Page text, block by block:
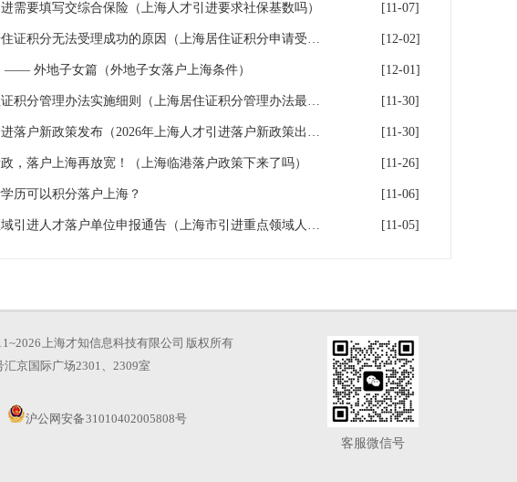
需要填写交综合保险（上海人才引进要求社保基数吗） [11-07]
申办上海居住证积分无法受理成功的原因（上海居住证积分申请受理通过,等待审批） [12-02]
—— 外地子女篇（外地子女落户上海条件） [12-01]
上海市居住证积分管理办法实施细则（上海居住证积分管理办法最全解读） [11-30]
上海人才引进落户新政策发布（2026年上海人才引进落户新政策出炉） [11-30]
，落户上海再放宽！（上海临港落户政策下来了吗） [11-26]
历可以积分落户上海？ [11-06]
上海重点区域引进人才落户单位申报通告（上海市引进重点领域人才加分可以累加） [11-05]
上海才知信息科技有限公司 版权所有
京国际广场2301、2309室
沪公网安备 31010402005808号
客服微信号